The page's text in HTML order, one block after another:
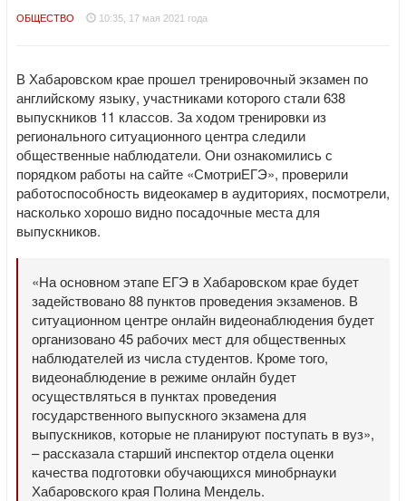
ОБЩЕСТВО 10:35, 17 мая 2021 года
В Хабаровском крае прошел тренировочный экзамен по
английскому языку, участниками которого стали 638
выпускников 11 классов. За ходом тренировки из
регионального ситуационного центра следили
общественные наблюдатели. Они ознакомились с
порядком работы на сайте «СмотриЕГЭ», проверили
работоспособность видеокамер в аудиториях, посмотрели,
насколько хорошо видно посадочные места для
выпускников.
«На основном этапе ЕГЭ в Хабаровском крае будет
задействовано 88 пунктов проведения экзаменов. В
ситуационном центре онлайн видеонаблюдения будет
организовано 45 рабочих мест для общественных
наблюдателей из числа студентов. Кроме того,
видеонаблюдение в режиме онлайн будет
осуществляться в пунктах проведения
государственного выпускного экзамена для
выпускников, которые не планируют поступать в вуз»,
– рассказала старший инспектор отдела оценки
качества подготовки обучающихся минобрнауки
Хабаровского края Полина Мендель.